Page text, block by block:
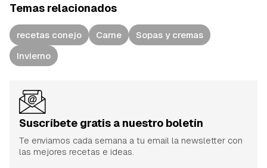
Temas relacionados
recetas conejo Carne
Sopas y cremas
Invierno
Suscríbete gratis a nuestro boletín
Te enviamos cada semana a tu email la newsletter con
las mejores recetas e ideas.